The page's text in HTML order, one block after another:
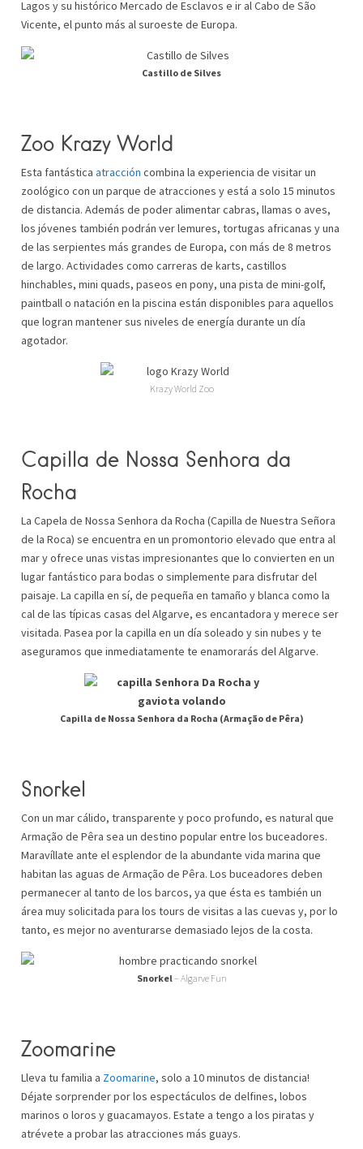
Lagos y su histórico Mercado de Esclavos e ir al Cabo de São
Vicente, el punto más al suroeste de Europa.
Castillo de Silves
Zoo Krazy World
Esta fantástica atracción combina la experiencia de visitar un
zoológico con un parque de atracciones y está a solo 15 minutos
de distancia. Además de poder alimentar cabras, llamas o aves,
los jóvenes también podrán ver lemures, tortugas africanas y una
de las serpientes más grandes de Europa, con más de 8 metros
de largo. Actividades como carreras de karts, castillos
hinchables, mini quads, paseos en pony, una pista de mini-golf,
paintball o natación en la piscina están disponibles para aquellos
que logran mantener sus niveles de energía durante un día
agotador.
Krazy World Zoo
Capilla de Nossa Senhora da
Rocha
La Capela de Nossa Senhora da Rocha (Capilla de Nuestra Señora
de la Roca) se encuentra en un promontorio elevado que entra al
mar y ofrece unas vistas impresionantes que lo convierten en un
lugar fantástico para bodas o simplemente para disfrutar del
paisaje. La capilla en sí, de pequeña en tamaño y blanca como la
cal de las típicas casas del Algarve, es encantadora y merece ser
visitada. Pasea por la capilla en un día soleado y sin nubes y te
aseguramos que inmediatamente te enamorarás del Algarve.
Capilla de Nossa Senhora da Rocha (Armação de Pêra)
Snorkel
Con un mar cálido, transparente y poco profundo, es natural que
Armação de Pêra sea un destino popular entre los buceadores.
Maravíllate ante el esplendor de la abundante vida marina que
habitan las aguas de Armação de Pêra. Los buceadores deben
permanecer al tanto de los barcos, ya que ésta es también un
área muy solicitada para los tours de visitas a las cuevas y, por lo
tanto, es mejor no aventurarse demasiado lejos de la costa.
Snorkel – Algarve Fun
Zoomarine
Lleva tu familia a Zoomarine, solo a 10 minutos de distancia!
Déjate sorprender por los espectáculos de delfines, lobos
marinos o loros y guacamayos. Estate a tengo a los piratas y
atrévete a probar las atracciones más guays.